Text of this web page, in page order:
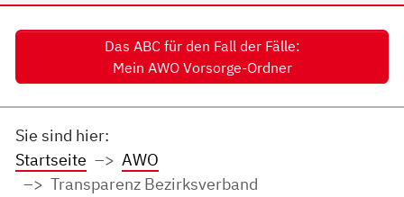
Das ABC für den Fall der Fälle:
Mein AWO Vorsorge-Ordner
Sie sind hier:
Startseite
AWO
Transparenz Bezirksverband